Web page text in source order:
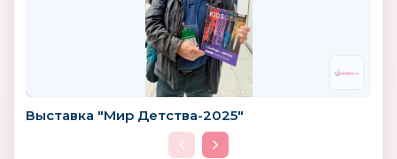
Выставка "Мир Детства-2025"